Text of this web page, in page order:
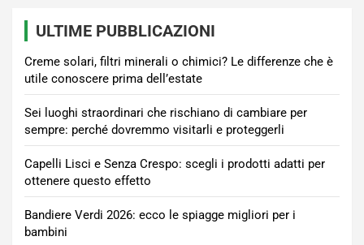
ULTIME PUBBLICAZIONI
Creme solari, filtri minerali o chimici? Le differenze che è
utile conoscere prima dell’estate
Sei luoghi straordinari che rischiano di cambiare per
sempre: perché dovremmo visitarli e proteggerli
Capelli Lisci e Senza Crespo: scegli i prodotti adatti per
ottenere questo effetto
Bandiere Verdi 2026: ecco le spiagge migliori per i
bambini